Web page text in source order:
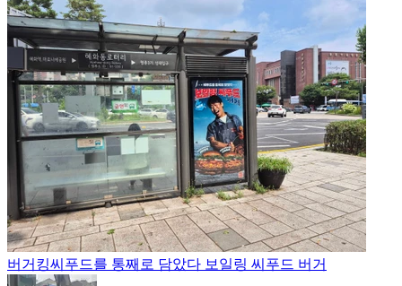
버거킹씨푸드를 통째로 담았다 보일링 씨푸드 버거